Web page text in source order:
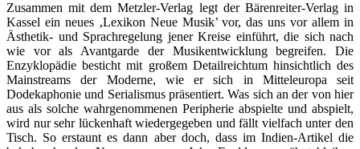
Zusammen mit dem Metzler-Verlag legt der Bärenreiter-Verlag in
Kassel ein neues ‚Lexikon Neue Musik’ vor, das uns vor allem in
Ästhetik- und Sprachregelung jener Kreise einführt, die sich nach
wie vor als Avantgarde der Musikentwicklung begreifen. Die
Enzyklopädie besticht mit großem Detailreichtum hinsichtlich des
Mainstreams der Moderne, wie er sich in Mitteleuropa seit
Dodekaphonie und Serialismus präsentiert. Was sich an der von hier
aus als solche wahrgenommenen Peripherie abspielte und abspielt,
wird nur sehr lückenhaft wiedergegeben und fällt vielfach unter den
Tisch. So erstaunt es dann aber doch, dass im Indien-Artikel die